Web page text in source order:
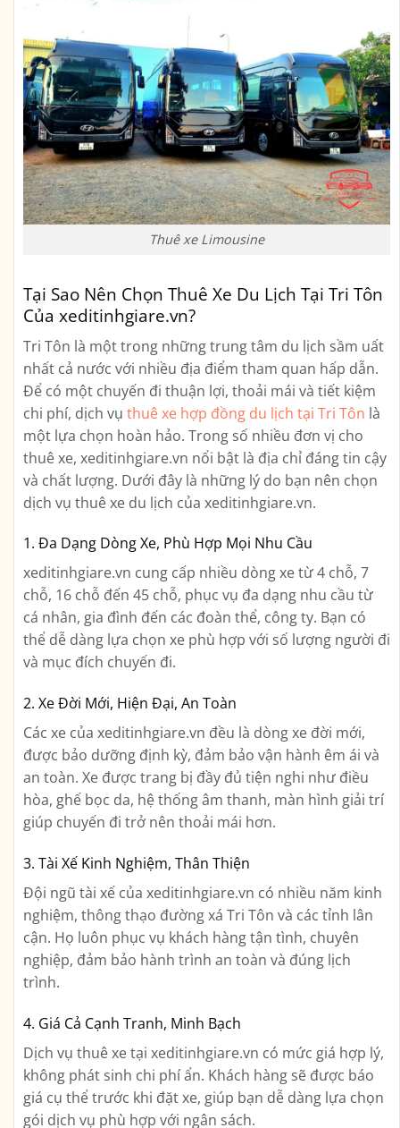
Thuê xe Limousine
Tại Sao Nên Chọn Thuê Xe Du Lịch Tại Tri Tôn
Của xeditinhgiare.vn?
Tri Tôn là một trong những trung tâm du lịch sầm uất
nhất cả nước với nhiều địa điểm tham quan hấp dẫn.
Để có một chuyến đi thuận lợi, thoải mái và tiết kiệm
chi phí, dịch vụ thuê xe hợp đồng du lịch tại Tri Tôn là
một lựa chọn hoàn hảo. Trong số nhiều đơn vị cho
thuê xe, xeditinhgiare.vn nổi bật là địa chỉ đáng tin cậy
và chất lượng. Dưới đây là những lý do bạn nên chọn
dịch vụ thuê xe du lịch của xeditinhgiare.vn.
1. Đa Dạng Dòng Xe, Phù Hợp Mọi Nhu Cầu
xeditinhgiare.vn cung cấp nhiều dòng xe từ 4 chỗ, 7
chỗ, 16 chỗ đến 45 chỗ, phục vụ đa dạng nhu cầu từ
cá nhân, gia đình đến các đoàn thể, công ty. Bạn có
thể dễ dàng lựa chọn xe phù hợp với số lượng người đi
và mục đích chuyến đi.
2. Xe Đời Mới, Hiện Đại, An Toàn
Các xe của xeditinhgiare.vn đều là dòng xe đời mới,
được bảo dưỡng định kỳ, đảm bảo vận hành êm ái và
an toàn. Xe được trang bị đầy đủ tiện nghi như điều
hòa, ghế bọc da, hệ thống âm thanh, màn hình giải trí
giúp chuyến đi trở nên thoải mái hơn.
3. Tài Xế Kinh Nghiệm, Thân Thiện
Đội ngũ tài xế của xeditinhgiare.vn có nhiều năm kinh
nghiệm, thông thạo đường xá Tri Tôn và các tỉnh lân
cận. Họ luôn phục vụ khách hàng tận tình, chuyên
nghiệp, đảm bảo hành trình an toàn và đúng lịch
trình.
4. Giá Cả Cạnh Tranh, Minh Bạch
Dịch vụ thuê xe tại xeditinhgiare.vn có mức giá hợp lý,
không phát sinh chi phí ẩn. Khách hàng sẽ được báo
giá cụ thể trước khi đặt xe, giúp bạn dễ dàng lựa chọn
gói dịch vụ phù hợp với ngân sách.